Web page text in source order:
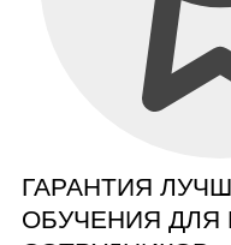
ГАРАНТИЯ
ОБУЧЕНИЯ ДЛЯ